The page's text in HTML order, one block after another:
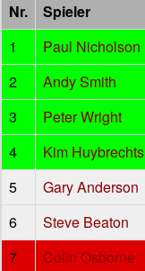
Nr. Spieler
1
Paul Nicholson
2
Andy Smith
3
Peter Wright
4
Kim Huybrechts
5
Gary Anderson
6
Steve Beaton
7
Colin Osborne